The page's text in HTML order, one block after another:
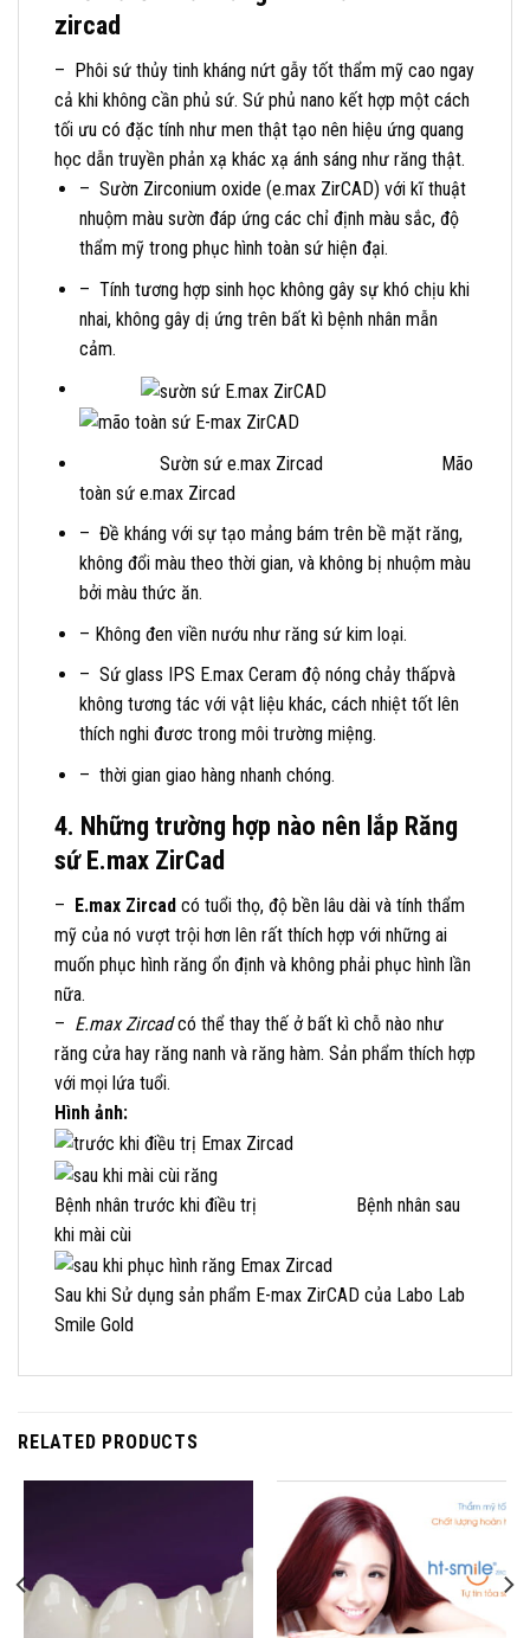
zircad
– Phôi sứ thủy tinh kháng nứt gẫy tốt thẩm mỹ cao ngay
cả khi không cần phủ sứ. Sứ phủ nano kết hợp một cách
tối ưu có đặc tính như men thật tạo nên hiệu ứng quang
học dẫn truyền phản xạ khác xạ ánh sáng như răng thật.
– Sườn Zirconium oxide (e.max ZirCAD) với kĩ thuật
nhuộm màu sườn đáp ứng các chỉ định màu sắc, độ
thẩm mỹ trong phục hình toàn sứ hiện đại.
– Tính tương hợp sinh học không gây sự khó chịu khi
nhai, không gây dị ứng trên bất kì bệnh nhân mẫn
cảm.
Sườn sứ e.max Zircad Mão
toàn sứ e.max Zircad
– Đề kháng với sự tạo mảng bám trên bề mặt răng,
không đổi màu theo thời gian, và không bị nhuộm màu
bởi màu thức ăn.
– Không đen viền nướu như răng sứ kim loại.
– Sứ glass IPS E.max Ceram độ nóng chảy thấpvà
không tương tác với vật liệu khác, cách nhiệt tốt lên
thích nghi đươc trong môi trường miệng.
– thời gian giao hàng nhanh chóng.
4. Những trường hợp nào nên lắp Răng
sứ E.max ZirCad
– E.max Zircad có tuổi thọ, độ bền lâu dài và tính thẩm
mỹ của nó vượt trội hơn lên rất thích hợp với những ai
muốn phục hình răng ổn định và không phải phục hình lần
nữa.
– E.max Zircadcó thể thay thế ở bất kì chỗ nào như
răng cửa hay răng nanh và răng hàm. Sản phẩm thích hợp
với mọi lứa tuổi.
Hình ảnh:
Bệnh nhân trước khi điều trị Bệnh nhân sau
khi mài cùi
Sau khi Sử dụng sản phẩm E-max ZirCAD của Labo Lab
Smile Gold
RELATED PRODUCTS